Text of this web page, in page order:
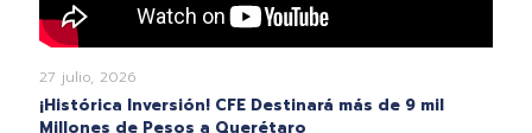
27 julio, 2026
¡Histórica Inversión! CFE Destinará más de 9 mil
Millones de Pesos a Querétaro